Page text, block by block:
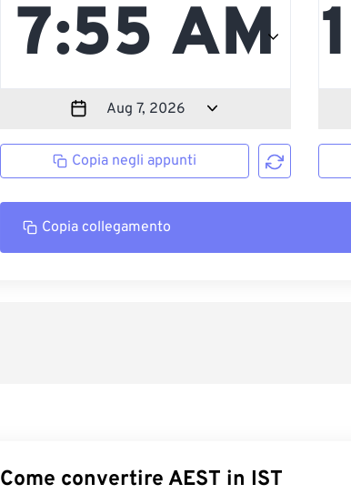
Copia negli appunti
Copia collegamento
Come convertire AEST in IST